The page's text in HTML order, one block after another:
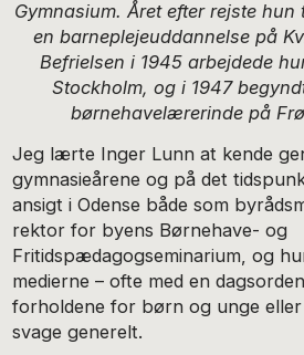
Gymnasium. Året efter rejste
en barneplejeuddannelse på
Befrielsen i 1945 arbejdede
Stockholm, og i 1947
børnehavelærerinde på
Jeg lærte Inger Lunn at kende
gymnasieårene og på det
ansigt i Odense både som
rektor for byens Børnehave- og
Fritidspædagogseminarium, og
medierne – ofte med en
forholdene for børn og unge eller
svage generelt.